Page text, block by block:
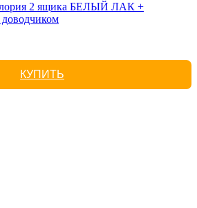
2 ящика БЕЛЫЙ ЛАК +
КУПИТЬ